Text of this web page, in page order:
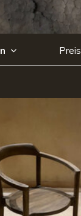
Preis